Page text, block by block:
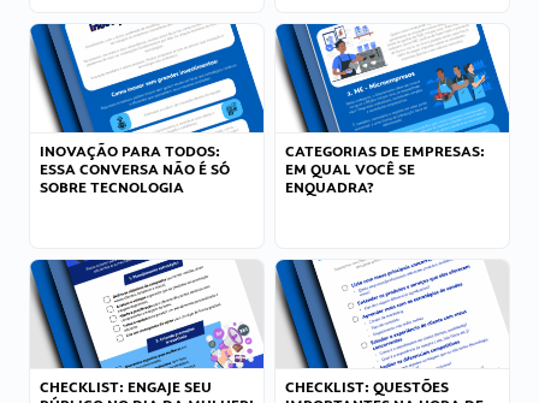
INOVAÇÃO PARA TODOS:
ESSA CONVERSA NÃO É SÓ
SOBRE TECNOLOGIA
CATEGORIAS DE EMPRESAS:
EM QUAL VOCÊ SE
ENQUADRA?
CHECKLIST: ENGAJE SEU
CHECKLIST: QUESTÕES